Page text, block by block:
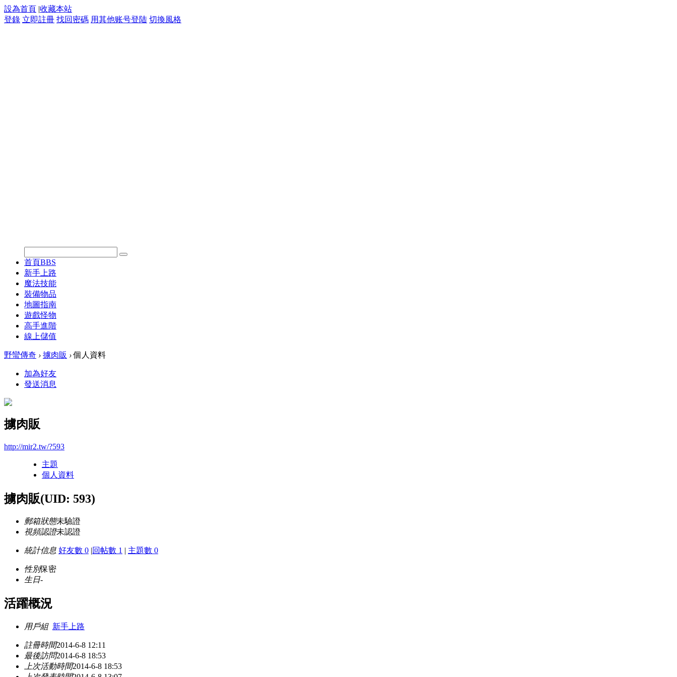
設為首頁 |收藏本站
登錄 立即註冊 找回密碼 用其他账号登陆 切換風格
首頁BBS
新手上路
魔法技能
裝備物品
地圖指南
遊戲怪物
高手進階
線上儲值
野蠻傳奇 › 擄肉販 ›個人資料
加為好友
發送消息
擄肉販
http://mir2.tw/?593
主題
個人資料
擄肉販(UID: 593)
郵箱狀態未驗證
視頻認證未認證
統計信息 好友數 0 |回帖數 1 | 主題數 0
性別保密
生日-
活躍概況
用戶組 新手上路
註冊時間2014-6-8 12:11
最後訪問2014-6-8 18:53
上次活動時間2014-6-8 18:53